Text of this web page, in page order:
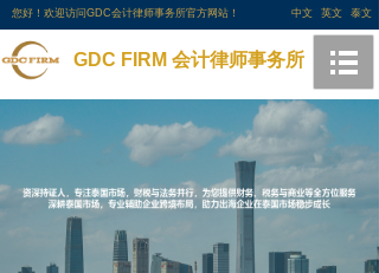
您好！欢迎访问GDC会计律师事务所官方网站！ 中文 英文 泰文
GDC FIRM 会计律师事务所